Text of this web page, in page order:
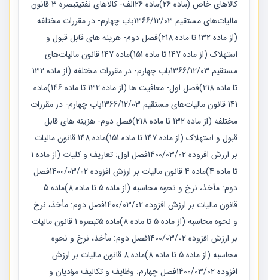
کالاهای خاص (ماده 26)ماده 26الف- کالاهای نفتیتبصره 3 قانون
مالیات‌های مستقیم 1366/12/03باب چهارم- در مقررات مختلفه
(از ماده 132 تا ماده 218)فصل دوم- هزینه های قابل قبول و
استهلاک (از ماده 147 تا ماده 151)ماده 147 قانون مالیات‌های
مستقیم 1366/12/03باب چهارم- در مقررات مختلفه (از ماده 132
تا ماده 218)فصل اول- معافیت ها (از ماده 132 تا ماده 146)ماده
141 قانون مالیات‌های مستقیم 1366/12/03باب چهارم- در مقررات
مختلفه (از ماده 132 تا ماده 218)فصل دوم- هزینه های قابل
قبول و استهلاک (از ماده 147 تا ماده 151)ماده 148 قانون مالیات
بر ارزش افزوده 1400/03/02فصل اول: تعاریف و کلیات (از ماده 1
تا ماده 4)ماده 4 قانون مالیات بر ارزش افزوده 1400/03/02فصل
دوم: مأخذ، نرخ و نحوه محاسبه (از ماده 5 تا ماده 8)ماده 5
قانون مالیات بر ارزش افزوده 1400/03/02فصل دوم: مأخذ، نرخ
و نحوه محاسبه (از ماده 5 تا ماده 8)ماده 5تبصره 1 قانون مالیات
بر ارزش افزوده 1400/03/02فصل دوم: مأخذ، نرخ و نحوه
محاسبه (از ماده 5 تا ماده 8)ماده 8 قانون مالیات بر ارزش
افزوده 1400/03/02فصل چهارم: وظایف و تکالیف مؤدیان و